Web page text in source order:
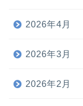
2026年4月
2026年3月
2026年2月